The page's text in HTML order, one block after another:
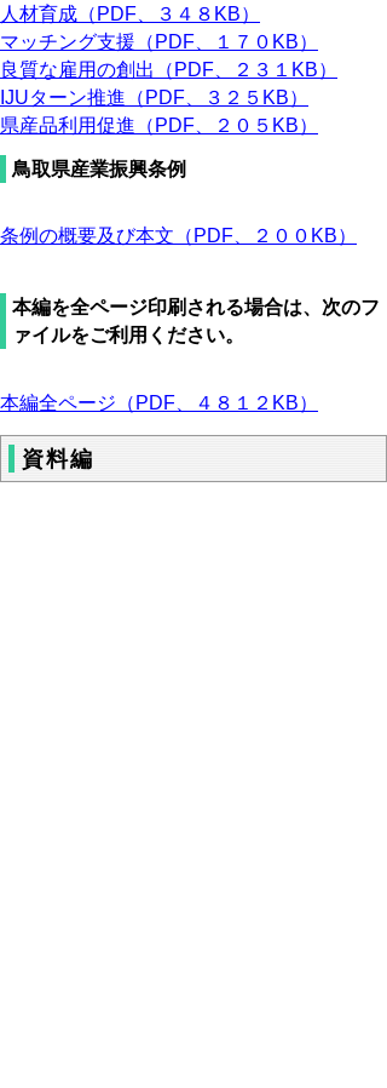
人材育成（PDF、３４８KB）
マッチング支援（PDF、１７０KB）
良質な雇用の創出（PDF、２３１KB）
IJUターン推進（PDF、３２５KB）
県産品利用促進（PDF、２０５KB）
鳥取県産業振興条例
条例の概要及び本文（PDF、２００KB）
本編を全ページ印刷される場合は、次のフ
ァイルをご利用ください。
本編全ページ（PDF、４８１２KB）
資料編